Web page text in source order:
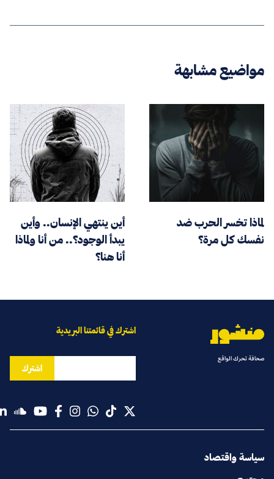
مواضيع مشابهة
لماذا تخسر الحرب ضد
نفسك كل مرة؟
أين ينتهي الإنسان.. وأين
يبدأ الوجود؟.. من أنا ولماذا
أنا هنا؟
صحافة تحرك الواقع
سياسة واقتصاد
اشترك في قائمتنا البريدية
اشترك